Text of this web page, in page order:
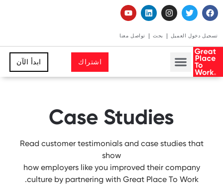
تسجيل دخول العميل بحث تواصل معنا
اشتراك ابدأ الآن
Case Studies
Read customer testimonials and case studies that
show
how employers like you improved their company
culture by partnering with Great Place To Work.